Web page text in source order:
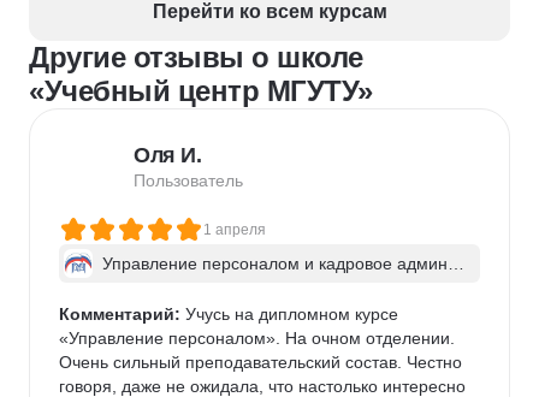
Бухгалтерская отчетность
Перейти ко всем курсам
Другие отзывы о школе
«Учебный центр МГУТУ»
Оля И.
Пользователь
1 апреля
Управление персоналом и кадровое админис
Комментарий: Учусь на дипломном курсе
«Управление персоналом». На очном отделении.
Очень сильный преподавательский состав. Честно
говоря, даже не ожидала, что настолько интересно